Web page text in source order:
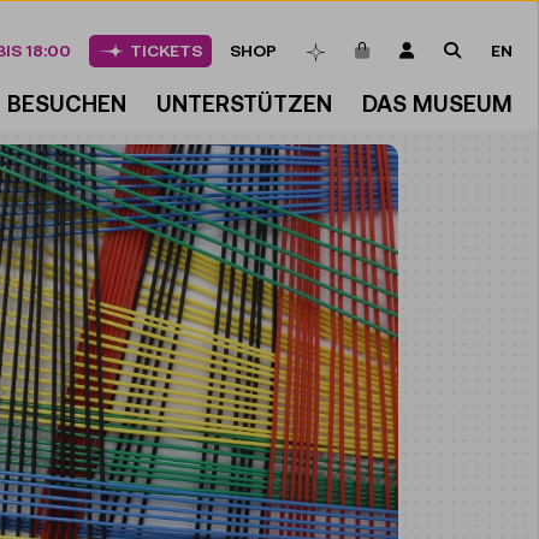
BESUCHEN UNTERSTÜTZEN DAS MUSEUM
18:00 TICKETS SHOP MERKLISTEARTIKEL IM
LOGIN SUCHE
EN